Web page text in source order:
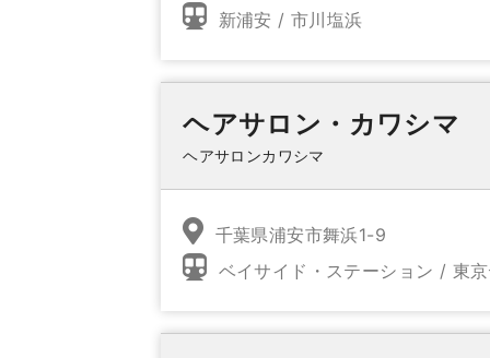
新浦安 / 市川塩浜
ヘアサロン・カワシマ
ヘアサロンカワシマ
千葉県浦安市舞浜1-9
ベイサイド・ステーション / 東